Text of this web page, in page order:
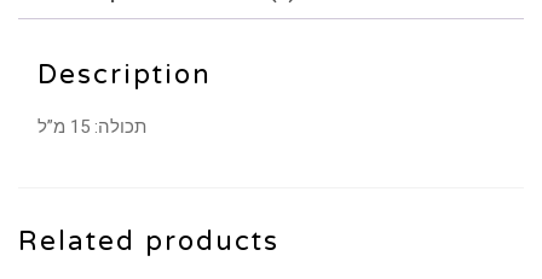
Description
תכולה: 15 מ”ל
Related products